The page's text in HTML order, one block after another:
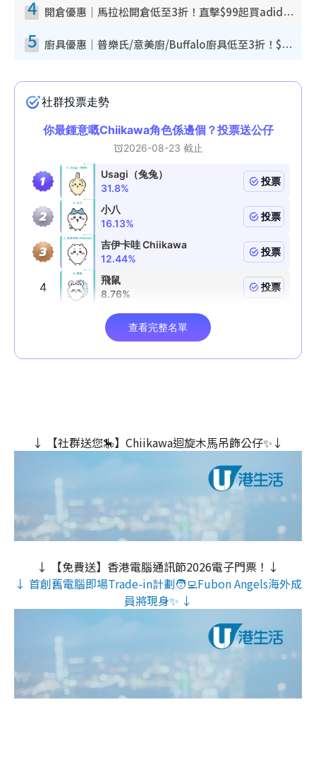
4 開倉優惠｜馬拉松開倉低至3折！直擊$99起買adidas／New Balance／Puma鞋款 STANLEY保溫杯劈價至$119起
5 廚具優惠｜普樂氏/意美廚/Buffalo廚具低至3折！$89起買煎鍋／炒鑊／個人鍋 同場小家電激減至$99起
↓ 【社群送您🎠】Chiikawa迴旋木⾺吊飾公仔✨↓
↓ 【免費送】香港電腦通訊節2026電子門票！↓
↓ 首創舊電腦即場Trade-in計劃🧑‍💻Fubon Angels海外成
員將現身✨ ↓